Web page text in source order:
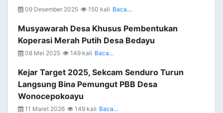
09 Desember 2025 150 kali Baca...
Musyawarah Desa Khusus Pembentukan
Koperasi Merah Putih Desa Bedayu
08 Mei 2025 149 kali Baca...
Kejar Target 2025, Sekcam Senduro Turun
Langsung Bina Pemungut PBB Desa
Wonocepokoayu
11 Maret 2026 149 kali Baca...